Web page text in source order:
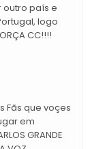
outro país e
logo
CC!!!!
Fãs que voçes
em
GRANDE